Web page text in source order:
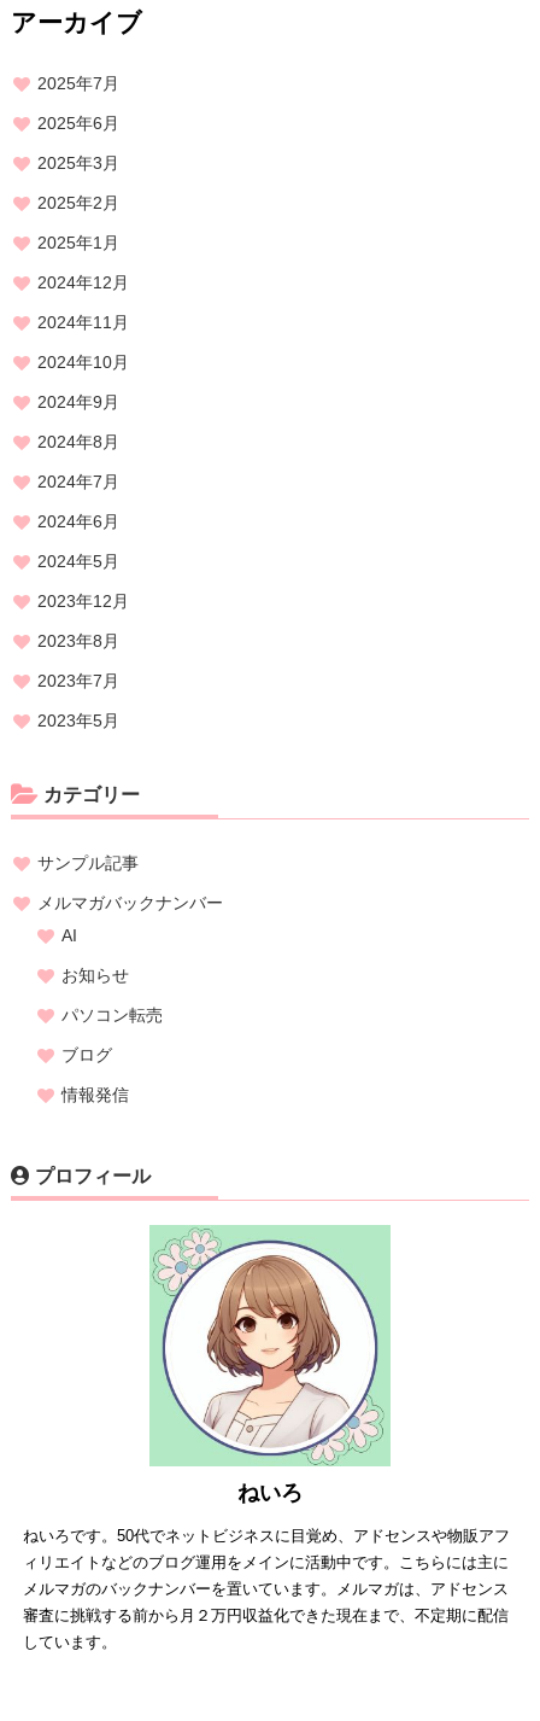
アーカイブ
2025年7月
2025年6月
2025年3月
2025年2月
2025年1月
2024年12月
2024年11月
2024年10月
2024年9月
2024年8月
2024年7月
2024年6月
2024年5月
2023年12月
2023年8月
2023年7月
2023年5月
カテゴリー
サンプル記事
メルマガバックナンバー
AI
お知らせ
パソコン転売
ブログ
情報発信
プロフィール
ねいろ
ねいろです。50代でネットビジネスに目覚め、アドセンスや物販アフ
ィリエイトなどのブログ運用をメインに活動中です。こちらには主に
メルマガのバックナンバーを置いています。メルマガは、アドセンス
審査に挑戦する前から月２万円収益化できた現在まで、不定期に配信
しています。